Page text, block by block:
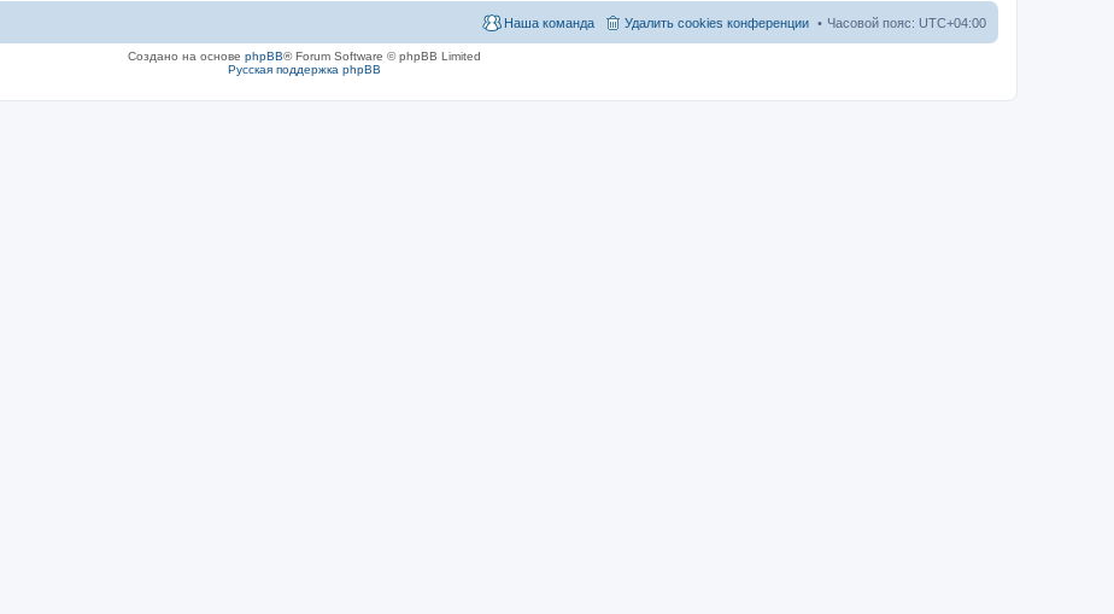
Часовой пояс: UTC+04:00
Удалить cookies конференции
Наша команда
Создано на основе phpBB® Forum Software © phpBB Limited
Русская поддержка phpBB